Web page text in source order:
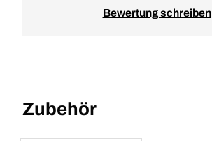
Bewertung schreiben
Zubehör